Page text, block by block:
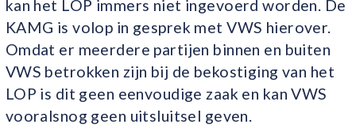
kan het LOP immers niet ingevoerd worden. De
KAMG is volop in gesprek met VWS hierover.
Omdat er meerdere partijen binnen en buiten
VWS betrokken zijn bij de bekostiging van het
LOP is dit geen eenvoudige zaak en kan VWS
vooralsnog geen uitsluitsel geven.